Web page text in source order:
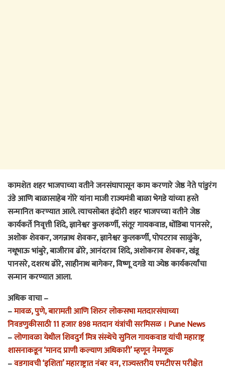
कामशेत शहर भाजपाच्या वतीने जनसंघापासून काम करणारे जेष्ठ नेते पांडुरंग
उंडे आणि बाळासाहेब गोरे यांना माजी राज्यमंत्री बाळा भेगडे यांच्या हस्ते
सन्मानित करण्यात आले. त्याचसोबत इंदोरी शहर भाजपच्या वतीने जेष्ठ
कार्यकर्ते निवृत्ती शिंदे, ज्ञानेश्वर कुलकर्णी, संतूर गायकवाड, धोंडिबा पानसरे,
अशोक शेवकर, जगन्नाथ शेवकर, ज्ञानेश्वर कुलकर्णी, पोपटराव साळुंके,
नथूभाऊ भांबुरे, बाजीराव ढोरे, आनंदराव शिंदे, अशोकराव शेवकर, खंडू
पानसरे, दशरथ ढोरे, साहीनाथ बागेकर, विष्णू दगडे या ज्येष्ठ कार्यकर्त्यांचा
सन्मान करण्यात आला.
अधिक वाचा –
–मावळ, पुणे, बारामती आणि शिरुर लोकसभा मतदारसंघाच्या
निवडणुकीसाठी 11 हजार 898 मतदान यंत्रांची सरमिसळ । Pune News
–लोणावळा येथील शिवदुर्ग मित्र संस्थेचे सुनिल गायकवाड यांची महाराष्ट्र
शासनाकडून ‘मानद प्राणी कल्याण अधिकारी’ म्हणून नेमणूक
–वडगावची ‘इशिता’ महाराष्ट्रात नंबर वन, राज्यस्तरीय एमटीएस परीक्षेत